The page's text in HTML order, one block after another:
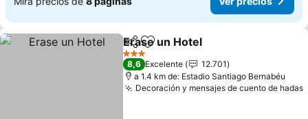
CompartirAgregar a favoritos
Erase un Hotel
3 Estrellas
8,6 Excelente
12.701
a 1.4 km de: Estadio Santiago Bernabéu
Decoración y mensajes de cuento de hadas